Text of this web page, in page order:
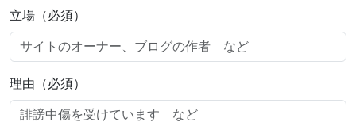
立場（必須）
理由（必須）